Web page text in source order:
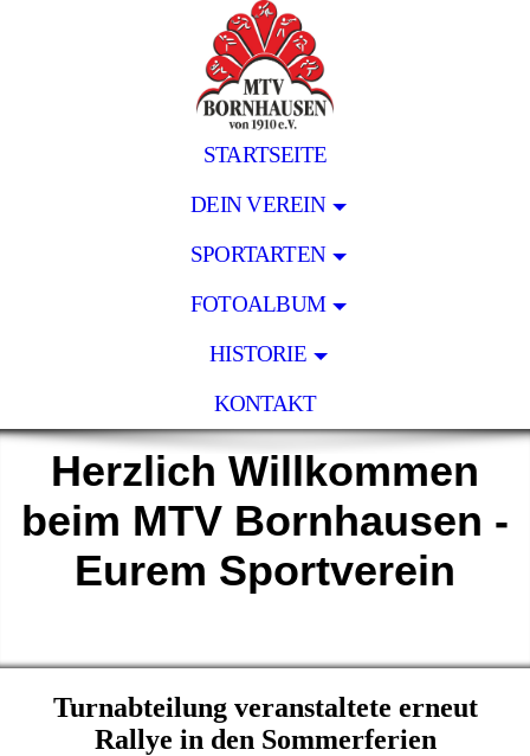
STARTSEITE
DEIN VEREIN
SPORTARTEN
FOTOALBUM
HISTORIE
KONTAKT
Herzlich Willkommen
beim MTV Bornhausen -
Eurem Sportverein
Turnabteilung veranstaltete erneut
Rallye in den Sommerferien